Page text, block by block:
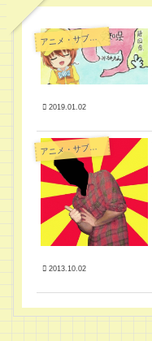
ア
ニメ・サブカル
2019.01.02
ア
ニメ・サブカル
2013.10.02